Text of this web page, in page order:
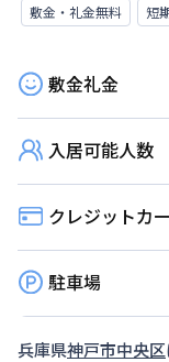
敷金・礼金無料
短
敷金礼金
入居可能人数
クレジットカ
駐車場
兵庫県神戸市中央区